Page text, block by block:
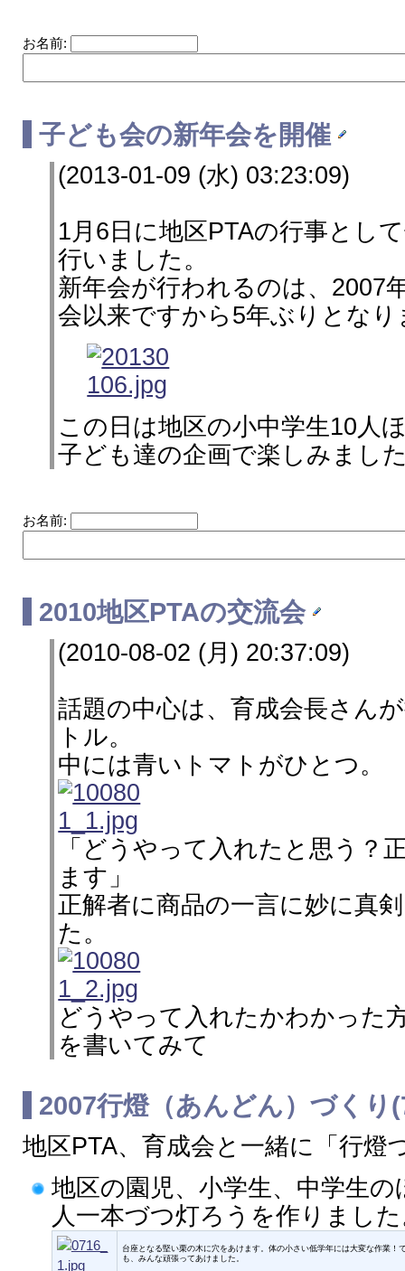
お名前:
子ども会の新年会を開催
(2013-01-09 (水) 03:23:09)
1月6日に地区PTAの行事とし
行いました。
新年会が行われるのは、2007
会以来ですから5年ぶりとなり
この日は地区の小中学生10人
子ども達の企画で楽しみまし
お名前:
2010地区PTAの交流会
(2010-08-02 (月) 20:37:09)
話題の中心は、育成会長さん
トル。
中には青いトマトがひとつ。
「どうやって入れたと思う？
ます」
正解者に商品の一言に妙に真
た。
どうやって入れたかわかった
を書いてみて
2007行燈（あんどん）づくり
地区PTA、育成会と一緒に「行燈
地区の園児、小学生、中学生
人一本づつ灯ろうを作りまし
台座となる堅い栗の木に穴をあけます。体の小さい低学年には大変な作業！
も、みんな頑張ってあけました。